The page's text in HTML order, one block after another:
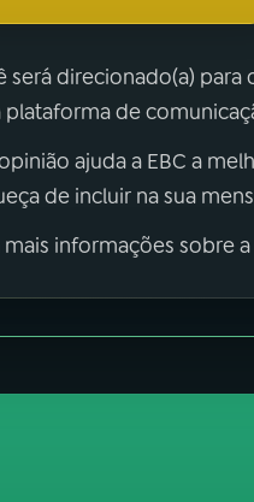
será direcionado(a) para
plataforma de
ajuda a EBC a
de incluir na sua
mais informações sobre